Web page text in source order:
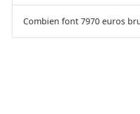
Combien font 7970 euros